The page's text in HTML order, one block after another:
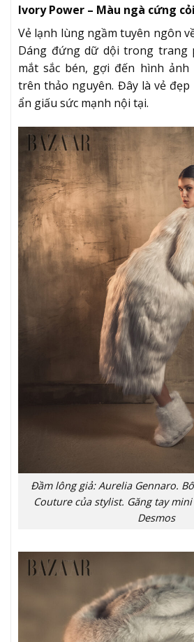
Ivory Power – Màu ngà cứng cỏi
Vẻ lạnh lùng ngầm tuyên ngôn
Dáng đứng dữ dội trong trang
mắt sắc bén, gợi đến hình
trên thảo nguyên. Đây là vẻ
ẩn giấu sức mạnh nội tại.
Đầm lông giả: Aurelia Gennaro.
Couture của stylist. Găng tay
Desmos